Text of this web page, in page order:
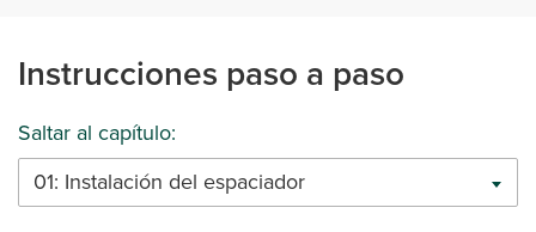
Instrucciones paso a paso
Saltar al capítulo:
01: Instalación del espaciador